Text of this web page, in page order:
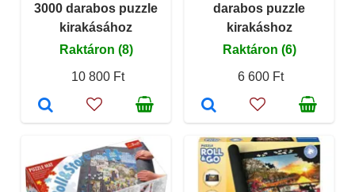
3000 darabos puzzle
kirakásához
Raktáron (8)
10 800 Ft
darabos puzzle
kirakáshoz
Raktáron (6)
6 600 Ft